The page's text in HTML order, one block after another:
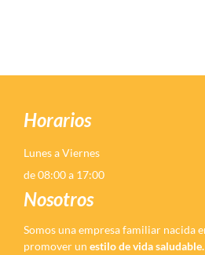
Horarios
Lunes a Viernes
de 08:00 a 17:00
Nosotros
Somos una empresa familiar nacida
promover un estilo de vida saludable.